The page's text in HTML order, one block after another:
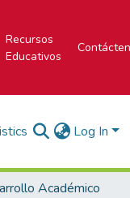
Recursos
Educativos
Log In
Académico